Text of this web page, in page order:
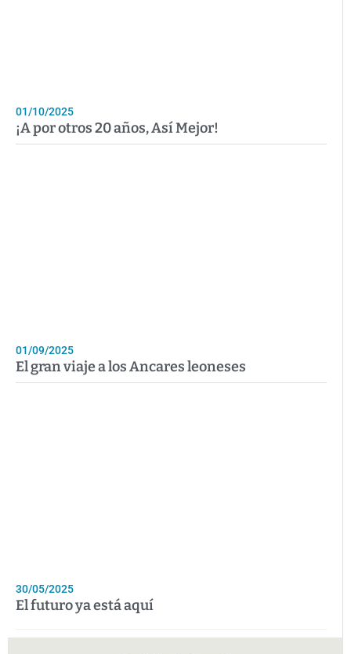
01/10/2025
¡A por otros 20 años, Así Mejor!
01/09/2025
El gran viaje a los Ancares leoneses
30/05/2025
El futuro ya está aquí